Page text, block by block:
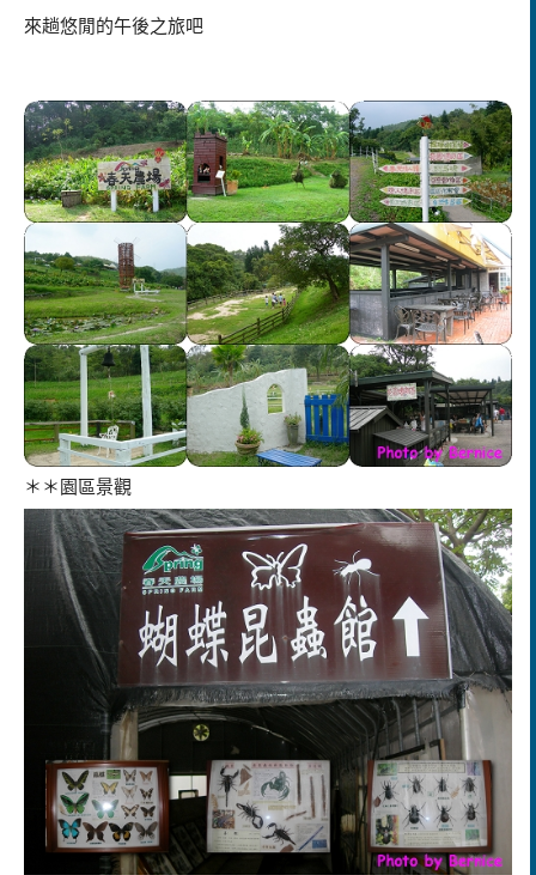
來趟悠閒的午後之旅吧
＊＊園區景觀